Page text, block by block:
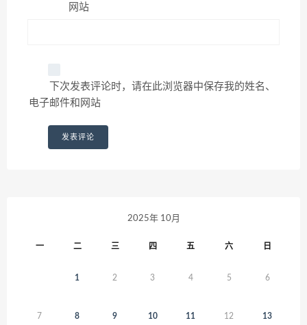
网站
下次发表评论时，请在此浏览器中保存我的姓名、
电子邮件和网站
2025年 10月
一 二 三 四 五 六 日
1 2 3 4 5 6
7 8 9 10 11 12 13